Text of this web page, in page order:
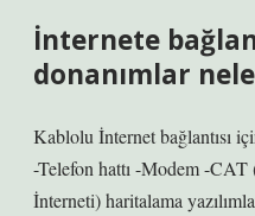
İnternete
donanımlar
Kablolu İnternet bağlantısı
-Telefon hattı -Modem -
İnterneti) haritalama